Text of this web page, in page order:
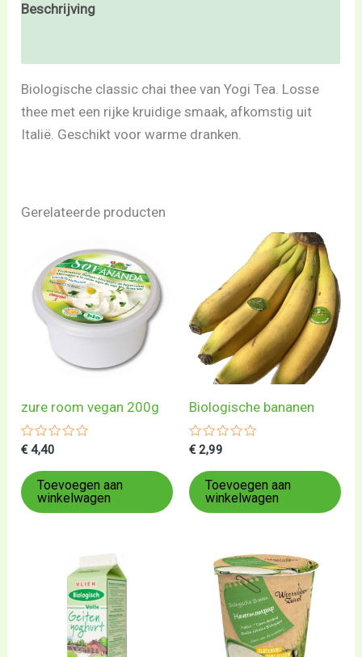
Beschrijving
Biologische classic chai thee van Yogi Tea. Losse
thee met een rijke kruidige smaak, afkomstig uit
Italië. Geschikt voor warme dranken.
Gerelateerde producten
zure room vegan 200g
Gewaardeerd
uit
5
€ 4,40
Toevoegen aan
winkelwagen
Biologische bananen
Gewaardeerd
uit
5
€ 2,99
Toevoegen aan
winkelwagen